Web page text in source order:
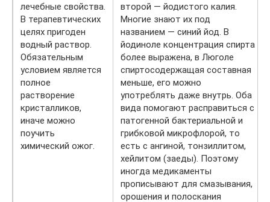
лечебные свойства.
В терапевтических
целях пригоден
водный раствор.
Обязательным
условием является
полное
растворение
кристалликов,
иначе можно
поучить
химический ожог.
второй — йодистого калия.
Многие знают их под
названием — синий йод. В
йодиноле концентрация спирта
более выражена, в Люголе
спиртосодержащая составная
меньше, его можно
употреблять даже внутрь. Оба
вида помогают расправиться с
патогенной бактериальной и
грибковой микрофлорой, то
есть с ангиной, тонзиллитом,
хейлитом (заеды). Поэтому
иногда медикаменты
прописывают для смазывания,
орошения и полоскания